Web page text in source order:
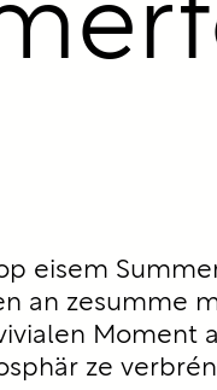
eisem
an zesumme
Moment
ze